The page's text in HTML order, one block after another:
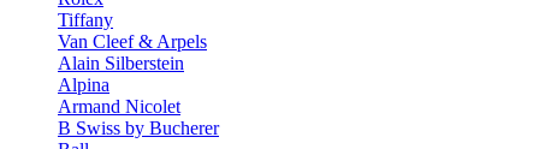
Tiffany
Van Cleef & Arpels
Alain Silberstein
Alpina
Armand Nicolet
B Swiss by Bucherer